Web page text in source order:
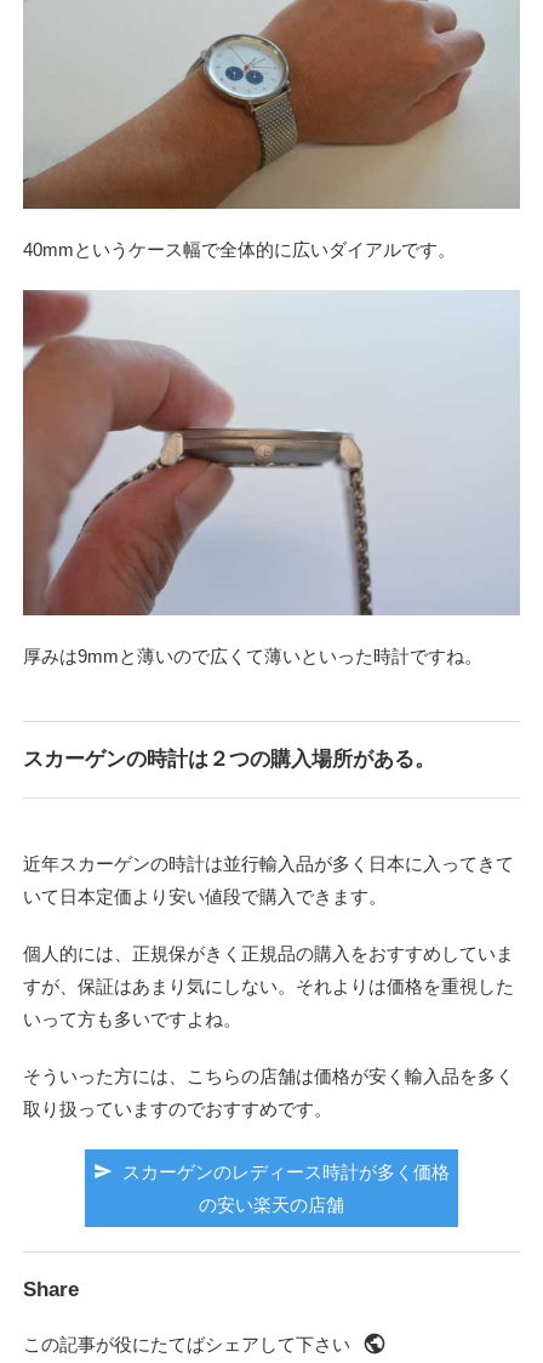
40mmというケース幅で全体的に広いダイアルです。
厚みは9mmと薄いので広くて薄いといった時計ですね。
スカーゲンの時計は２つの購入場所がある。
近年スカーゲンの時計は並行輸入品が多く日本に入ってきて
いて日本定価より安い値段で購入できます。
個人的には、正規保がきく正規品の購入をおすすめしていま
すが、保証はあまり気にしない。それよりは価格を重視した
いって方も多いですよね。
そういった方には、こちらの店舗は価格が安く輸入品を多く
取り扱っていますのでおすすめです。
send
スカーゲンのレディース時計が多く価格
の安い楽天の店舗
Share
この記事が役にたてばシェアして下さい public